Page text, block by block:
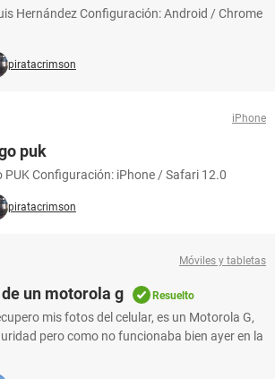
Hernández Configuración: Android / Chrome
piratacrimson
iPhone
puk
PUK Configuración: iPhone / Safari 12.0
piratacrimson
Móviles y tabletas
un motorola g Resuelto
mis fotos del celular, es un Motorola G,
pero como no funcionaba bien ayer en la